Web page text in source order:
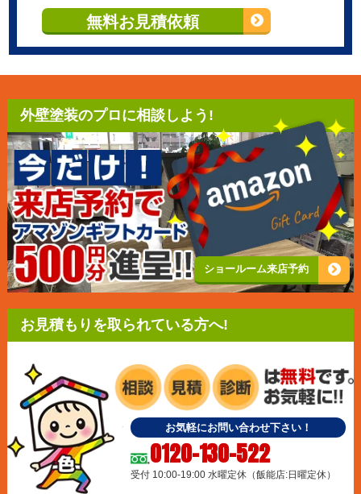
無料お見積依頼
外壁塗装のプロに相談しよう!
ショールーム来店予約
お見積もりを取られている方へ!
お気軽にお問い合わせ下さい！
0120-130-522
受付 10:00-19:00 水曜定休（飯能店:日曜定休）